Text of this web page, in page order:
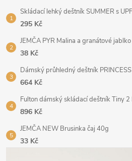
Skládací lehký deštník SUMMER s
295 Kč
JEMČA PYR Malina a granátové
38 Kč
Dámský průhledný deštník
664 Kč
Fulton dámský skládací deštník Tiny
896 Kč
JEMČA NEW Brusinka čaj 40g
33 Kč